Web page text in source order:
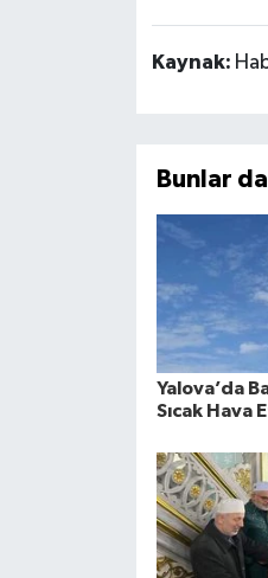
Kaynak:
Bunlar
Yalova’da
Sıcak Hava